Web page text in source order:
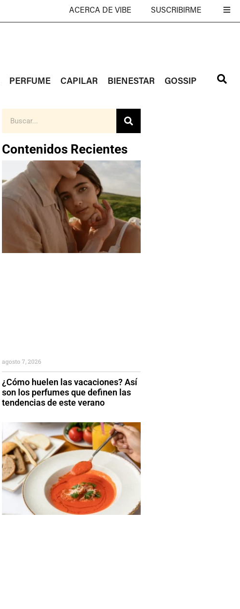
ACERCA DE VIBE SUSCRIBIRME
PERFUME CAPILAR BIENESTAR GOSSIP
Contenidos Recientes
¿Cómo huelen las vacaciones? Así
son los perfumes que definen las
tendencias de este verano
agosto 7, 2026